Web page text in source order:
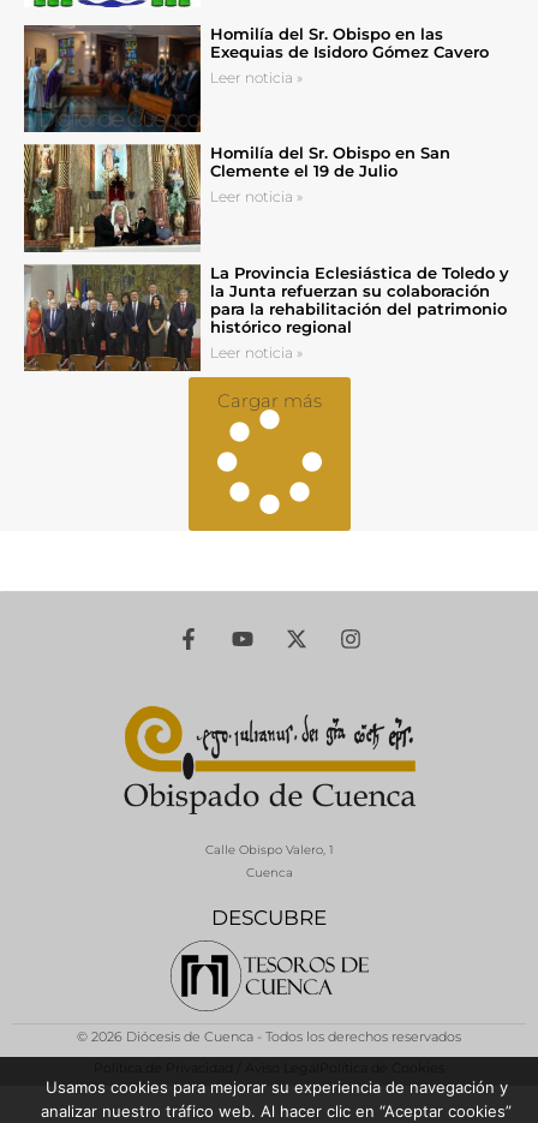
Homilía del Sr. Obispo en las
Exequias de Isidoro Gómez Cavero
Leer noticia »
Homilía del Sr. Obispo en San
Clemente el 19 de Julio
Leer noticia »
La Provincia Eclesiástica de Toledo y
la Junta refuerzan su colaboración
para la rehabilitación del patrimonio
histórico regional
Leer noticia »
Cargar más
DESCUBRE
Calle Obispo Valero, 1
Cuenca
© 2026 Diócesis de Cuenca - Todos los derechos reservados
Usamos cookies para mejorar su experiencia de navegación y
analizar nuestro tráfico web. Al hacer clic en “Aceptar cookies”